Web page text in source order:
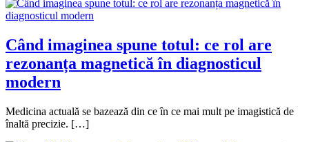
Când imaginea spune totul: ce rol are
rezonanța magnetică în diagnosticul
modern
Medicina actuală se bazează din ce în ce mai mult pe imagistică de
înaltă precizie. […]